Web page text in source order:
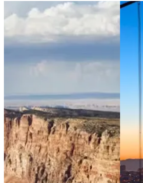
View 3 Wochen &&& Der amerikanische
Südwesten mit der Familie